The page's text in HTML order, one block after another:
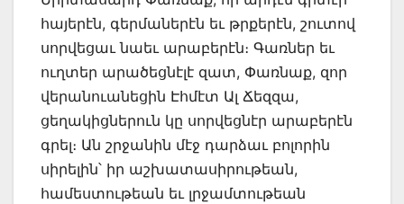
հայերէն, գերմաներէն եւ թրքերէն, շուտով
սորվեցաւ նաեւ արաբերէն։ Գառներ եւ
ուղտեր արածեցնէլէ զատ, Փառնաք, զոր
վերանուանեցին Էհմէտ Ալ Ճեզզա,
ցեղակիցներուն կը սորվեցնէր արաբերէն
գրել։ Ան շրջանին մէջ դարձաւ բոլորին
սիրելին՝ իր աշխատասիրութեան,
համեստութեան եւ լրջամտութեան